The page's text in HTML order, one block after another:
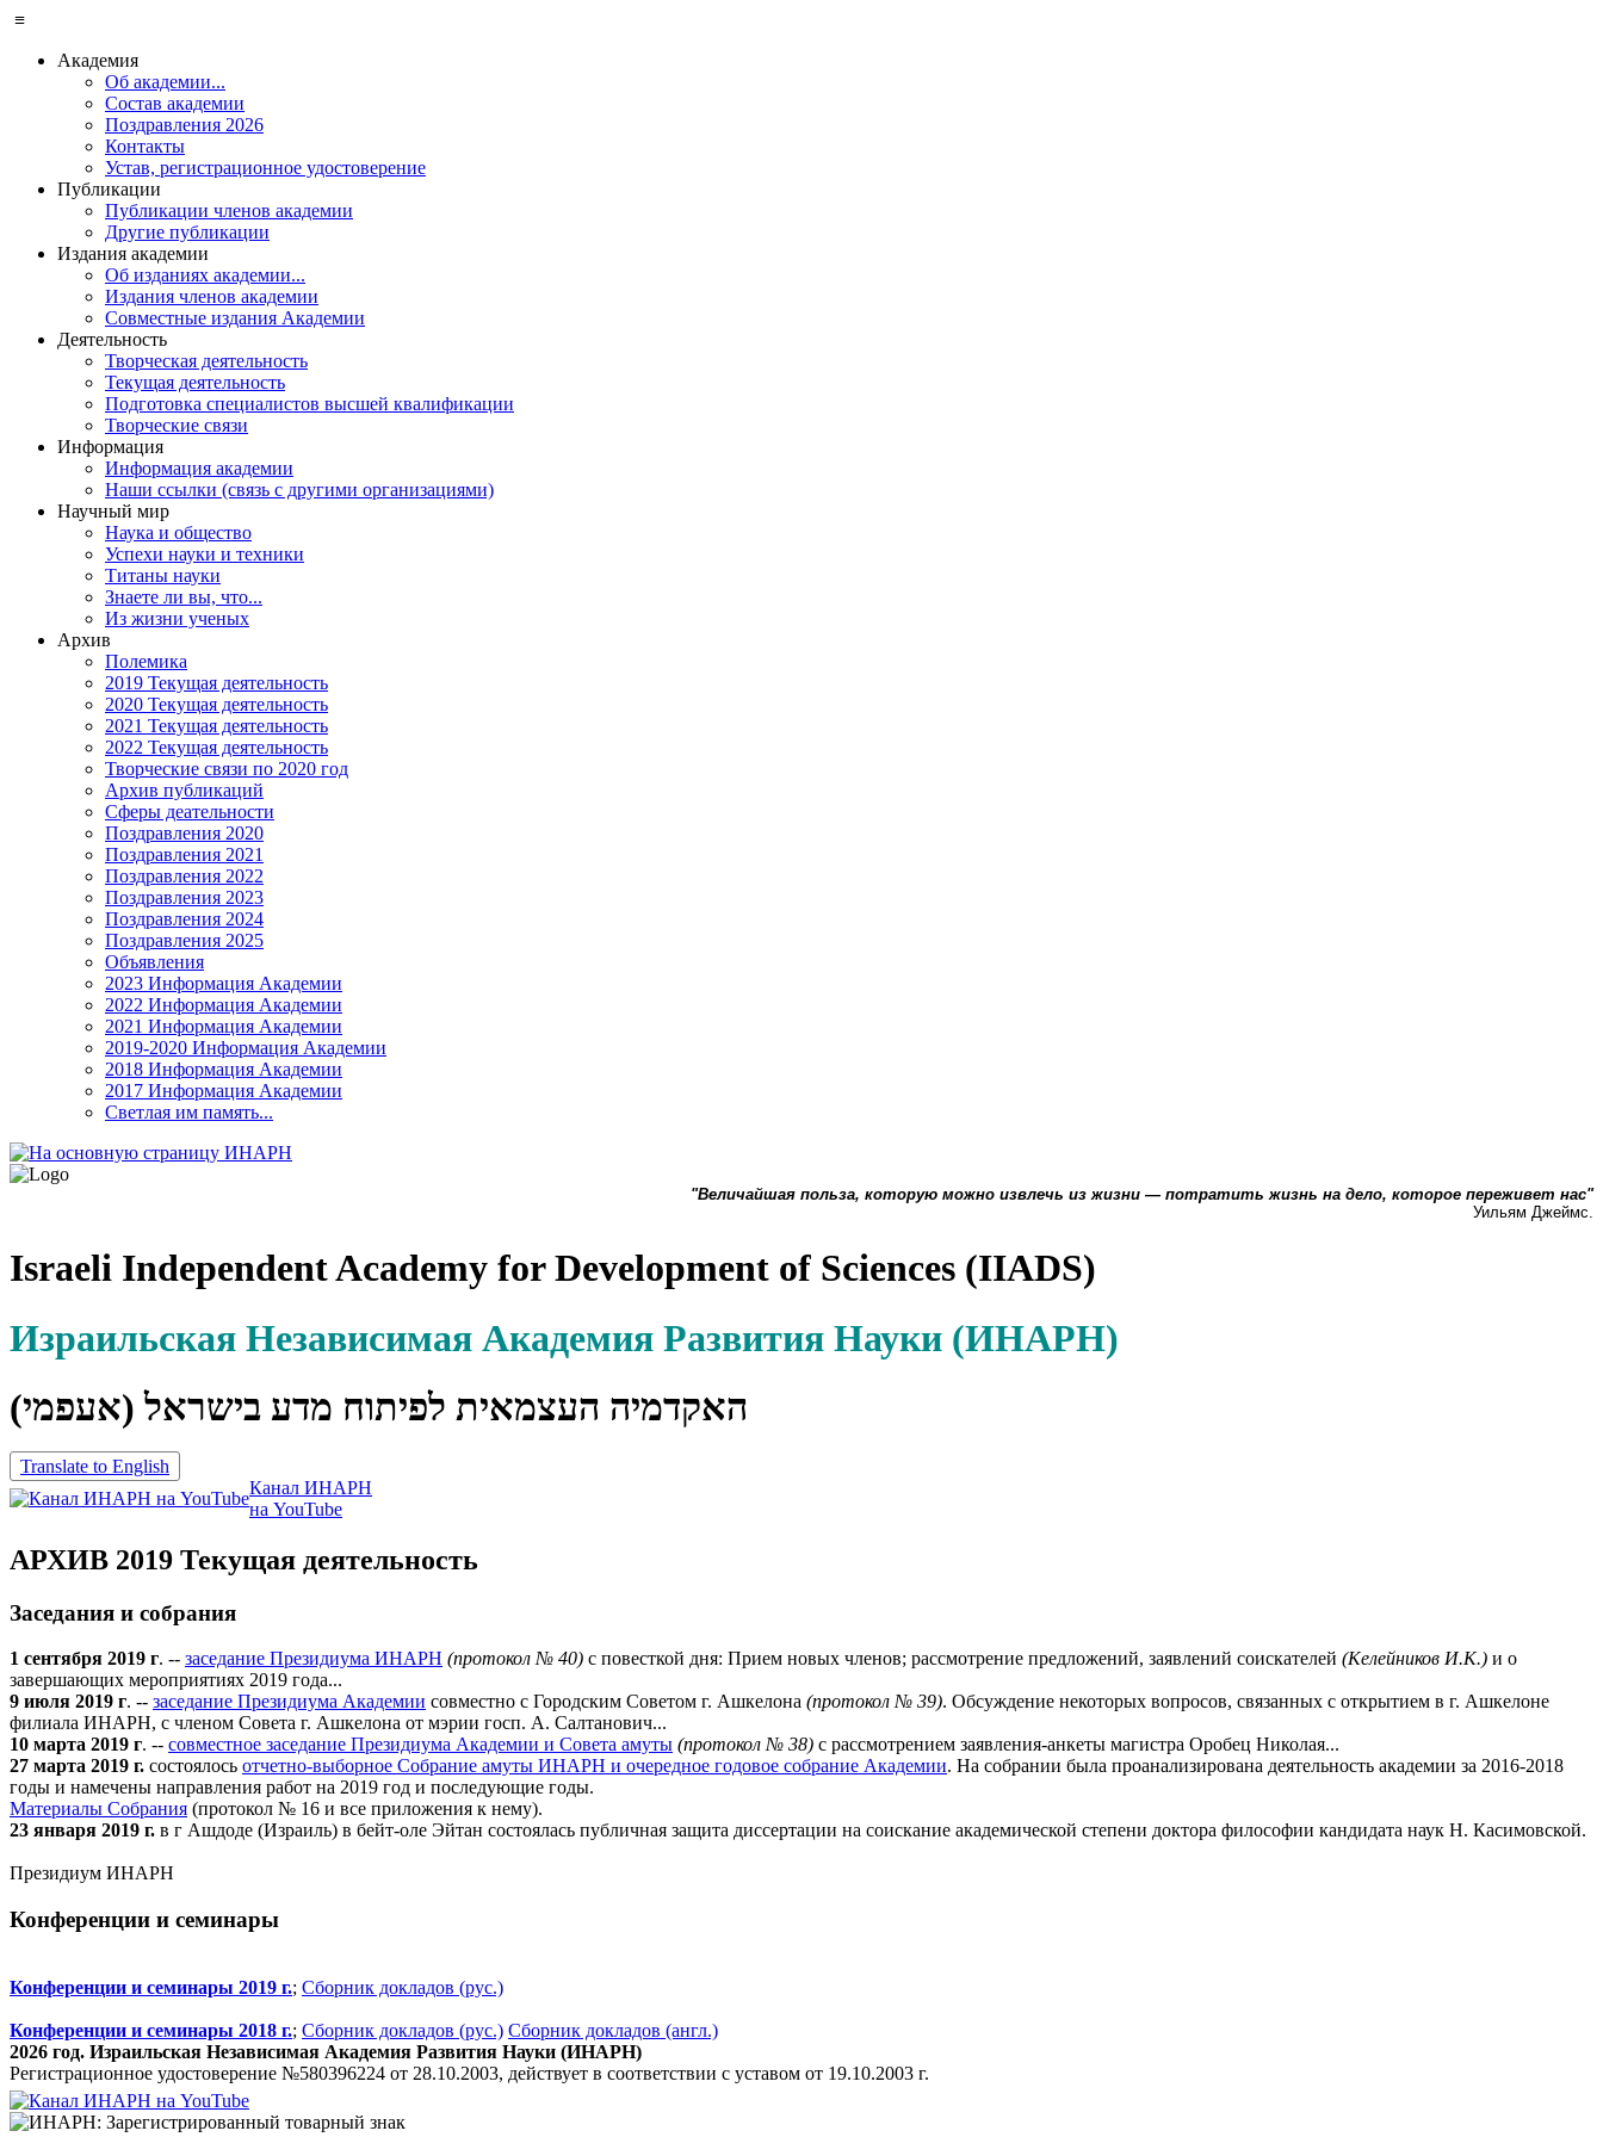
≡
Академия
Об академии...
Состав академии
Поздравления 2026
Контакты
Устав, регистрационное удостоверение
Публикации
Публикации членов академии
Другие публикации
Издания академии
Об изданиях академии...
Издания членов академии
Совместные издания Академии
Деятельность
Творческая деятельность
Текущая деятельность
Подготовка специалистов высшей квалификации
Творческие связи
Информация
Информация академии
Наши ссылки (связь с другими организациями)
Научный мир
Наука и общество
Успехи науки и техники
Титаны науки
Знаете ли вы, что...
Из жизни ученых
Архив
Полемика
2019 Текущая деятельность
2020 Текущая деятельность
2021 Текущая деятельность
2022 Текущая деятельность
Творческие связи по 2020 год
Архив публикаций
Сферы деательности
Поздравления 2020
Поздравления 2021
Поздравления 2022
Поздравления 2023
Поздравления 2024
Поздравления 2025
Объявления
2023 Информация Академии
2022 Информация Академии
2021 Информация Академии
2019-2020 Информация Академии
2018 Информация Академии
2017 Информация Академии
Светлая им память...
"Величайшая польза, которую можно извлечь из жизни — потратить жизнь на дело, которое переживет нас"
Уильям Джеймс.
Israeli Independent Academy for Development of Sciences (IIADS)
Израильская Независимая Академия Развития Науки (ИНАРН)
האקדמיה העצמאית לפיתוח מדע בישראל (אעפמי)
Translate to English
Канал ИНАРН
на YouTube
АРХИВ 2019 Текущая деятельность
Заседания и собрания
1 сентября 2019 г. -- заседание Президиума ИНАРН (протокол № 40) с повесткой дня: Прием новых членов; рассмотрение предложений, заявлений соискателей (Келейников И.К.) и о
завершающих мероприятиях 2019 года...
9 июля 2019 г. -- заседание Президиума Академии совместно с Городским Советом г. Ашкелона (протокол № 39). Обсуждение некоторых вопросов, связанных с открытием в г. Ашкелоне
филиала ИНАРН, с членом Совета г. Ашкелона от мэрии госп. А. Салтанович...
10 марта 2019 г. -- совместное заседание Президиума Академии и Совета амуты (протокол № 38) с рассмотрением заявления-анкеты магистра Оробец Николая...
27 марта 2019 г. состоялось отчетно-выборное Собрание амуты ИНАРН и очередное годовое собрание Академии. На собрании была проанализирована деятельность академии за 2016-2018
годы и намечены направления работ на 2019 год и последующие годы.
Материалы Собрания (протокол № 16 и все приложения к нему).
23 января 2019 г. в г Ашдоде (Израиль) в бейт-оле Эйтан состоялась публичная защита диссертации на соискание академической степени доктора философии кандидата наук Н. Касимовской.
Президиум ИНАРН
Конференции и семинары
Конференции и семинары 2019 г.; Сборник докладов (рус.)
Конференции и семинары 2018 г.; Сборник докладов (рус.) Сборник докладов (англ.)
2026 год. Израильская Независимая Академия Развития Науки (ИНАРН)
Регистрационное удостоверение №580396224 от 28.10.2003, действует в соответствии с уставом от 19.10.2003 г.